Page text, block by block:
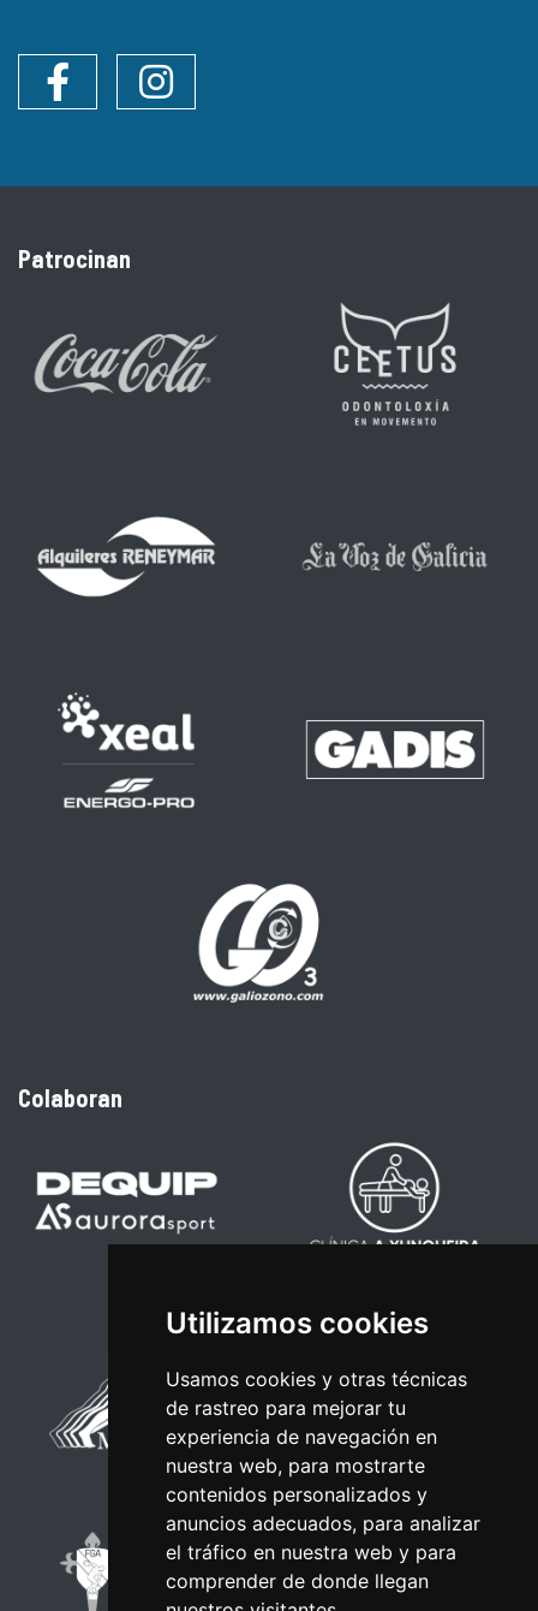
Utilizamos cookies
Usamos cookies y otras técnicas
de rastreo para mejorar tu
experiencia de navegación en
nuestra web, para mostrarte
contenidos personalizados y
anuncios adecuados, para analizar
el tráfico en nuestra web y para
comprender de donde llegan
Instagram
Patrocinan
Colaboran